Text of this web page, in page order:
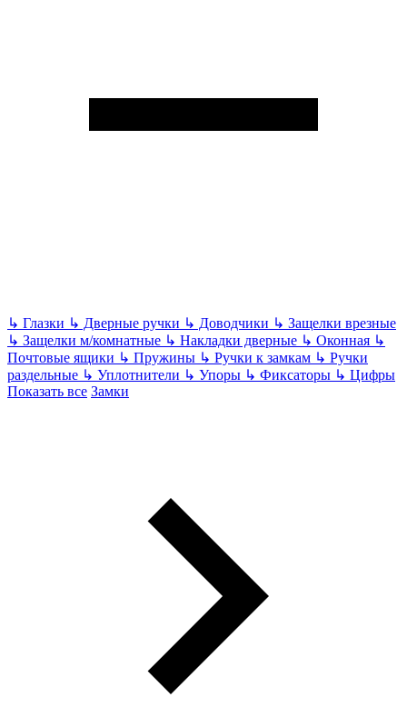
↳ Глазки ↳ Дверные ручки ↳ Доводчики ↳ Защелки врезные
↳ Защелки м/комнатные ↳ Накладки дверные ↳ Оконная ↳
Почтовые ящики ↳ Пружины ↳ Ручки к замкам ↳ Ручки
раздельные ↳ Уплотнители ↳ Упоры ↳ Фиксаторы ↳ Цифры
Показать все Замки